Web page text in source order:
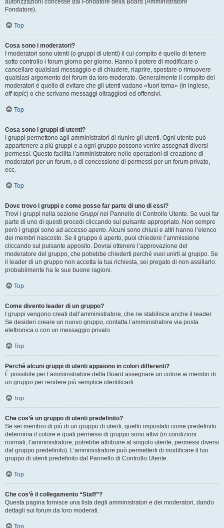
autorizzazioni concesse dal Fondatore della Board (Amministratore
Fondatore).
Top
Cosa sono i moderatori?
I moderatori sono utenti (o gruppi di utenti) il cui compito è quello di tenere
sotto controllo i forum giorno per giorno. Hanno il potere di modificare o
cancellare qualsiasi messaggio e di chiudere, riaprire, spostare o rimuovere
qualsiasi argomento del forum da loro moderato. Generalmente il compito dei
moderatori è quello di evitare che gli utenti vadano «fuori tema» (in inglese,
off-topic) o che scrivano messaggi oltraggiosi ed offensivi.
Top
Cosa sono i gruppi di utenti?
I gruppi permettono agli amministratori di riunire gli utenti. Ogni utente può
appartenere a più gruppi e a ogni gruppo possono venire assegnati diversi
permessi. Questo facilita l’amministratore nelle operazioni di creazione di
moderatori per un forum, o di concessione di permessi per un forum privato,
ecc.
Top
Dove trovo i gruppi e come posso far parte di uno di essi?
Trovi i gruppi nella sezione Gruppi nel Pannello di Controllo Utente. Se vuoi far
parte di uno di questi procedi cliccando sul pulsante appropriato. Non sempre
però i gruppi sono ad accesso aperto. Alcuni sono chiusi e altri hanno l’elenco
dei membri nascosto. Se il gruppo è aperto, puoi chiedere l’ammissione
cliccando sul pulsante apposito. Dovrai ottenere l’approvazione del
moderatore del gruppo, che potrebbe chiederti perché vuoi unirti al gruppo. Se
il leader di un gruppo non accetta la tua richiesta, sei pregato di non assillarlo:
probabilmente ha le sue buone ragioni.
Top
Come divento leader di un gruppo?
I gruppi vengono creati dall’amministratore, che ne stabilisce anche il leader.
Se desideri creare un nuovo gruppo, contatta l’amministratore via posta
elettronica o con un messaggio privato.
Top
Perché alcuni gruppi di utenti appaiono in colori differenti?
È possibile per l’amministratore della Board assegnare un colore ai membri di
un gruppo per rendere più semplice identificarli.
Top
Che cos’è un gruppo di utenti predefinito?
Se sei membro di più di un gruppo di utenti, quello impostato come predefinito
determina il colore e quali permessi di gruppo sono attivi (in condizioni
normali; l’amministratore, potrebbe attribuire al singolo utente, permessi diversi
dal gruppo predefinito). L’amministratore può permetterti di modificare il tuo
gruppo di utenti predefinito dal Pannello di Controllo Utente.
Top
Che cos’è il collegamento “Staff”?
Questa pagina fornisce una lista degli amministratori e dei moderatori, dando
dettagli sui forum da loro moderati.
Top